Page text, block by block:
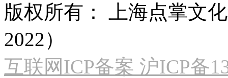
版权所有：
上海点掌文
2022）
互联网ICP备案 沪ICP备